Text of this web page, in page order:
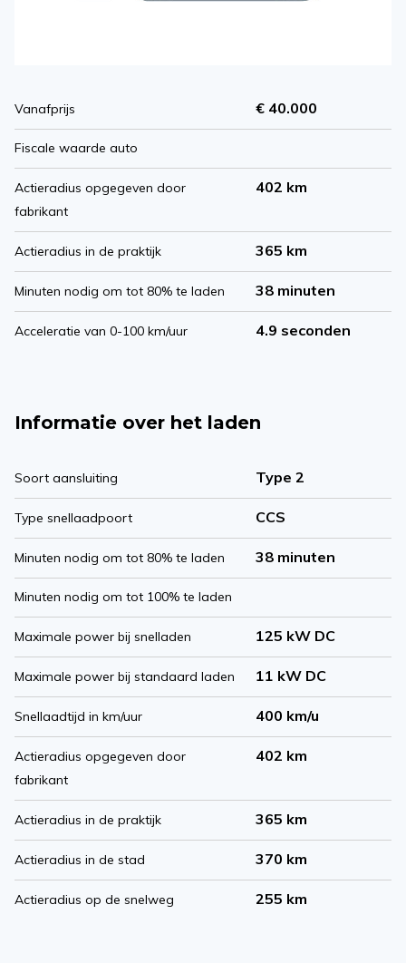
Vanafprijs € 40.000
Fiscale waarde auto
Actieradius opgegeven door
fabrikant
402 km
Actieradius in de praktijk 365 km
Minuten nodig om tot 80% te laden 38 minuten
Acceleratie van 0-100 km/uur 4.9 seconden
Informatie over het laden
Soort aansluiting Type 2
Type snellaadpoort CCS
Minuten nodig om tot 80% te laden 38 minuten
Minuten nodig om tot 100% te laden
Maximale power bij snelladen 125 kW DC
Maximale power bij standaard laden 11 kW DC
Snellaadtijd in km/uur 400 km/u
Actieradius opgegeven door
fabrikant
402 km
Actieradius in de praktijk 365 km
Actieradius in de stad 370 km
Actieradius op de snelweg 255 km